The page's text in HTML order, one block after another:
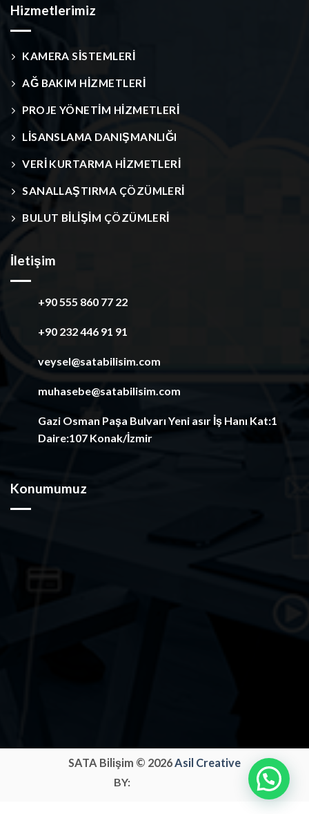
Hizmetlerimiz
KAMERA SİSTEMLERİ
AĞ BAKIM HİZMETLERİ
PROJE YÖNETİM HİZMETLERİ
LİSANSLAMA DANIŞMANLIĞI
VERİ KURTARMA HİZMETLERİ
SANALLAŞTIRMA ÇÖZÜMLERİ
BULUT BİLİŞİM ÇÖZÜMLERİ
İletişim
+90 555 860 77 22
+90 232 446 91 91
veysel@satabilisim.com
muhasebe@satabilisim.com
Gazi Osman Paşa Bulvarı Yeni asır İş Hanı Kat:1
Daire:107 Konak/İzmir
Konumumuz
SATA Bilişim © 2026Asil Creative
BY: